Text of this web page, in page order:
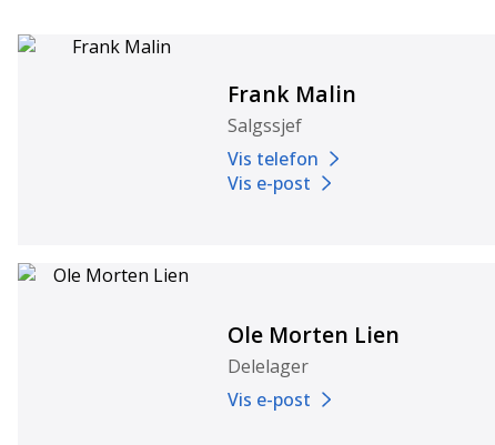
Frank Malin
Salgssjef
Vis telefon
Vis e-post
Ole Morten Lien
Delelager
Vis e-post